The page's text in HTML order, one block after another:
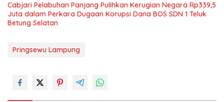
Cabjari Pelabuhan Panjang Pulihkan Kerugian Negara Rp339,5
Juta dalam Perkara Dugaan Korupsi Dana BOS SDN 1 Teluk
Betung Selatan
Pringsewu Lampung